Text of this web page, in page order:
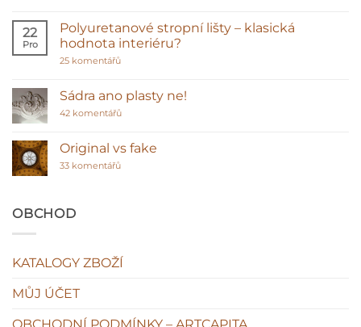
názvem
Proč
vybírat
22
Pro
Polyuretanové stropní lišty – klasická
hodnota interiéru?
25 komentářůu
názvem
Polyuretanové
stropní
klasická
hodnota
interiéru?
Sádra ano plasty ne!
42 komentářůu
názvem
Sádra
Original vs fake
33 komentářůu
OBCHOD
KATALOGY ZBOŽÍ
MŮJ ÚČET